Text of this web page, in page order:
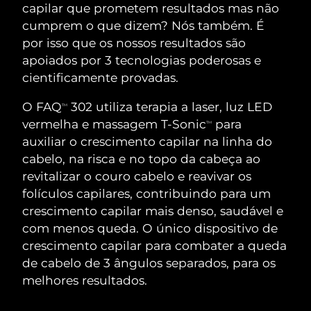
capilar que prometem resultados mas não
cumprem o que dizem? Nós também. É
por isso que os nossos resultados são
apoiados por 3 tecnologias poderosas e
cientificamente provadas.
O FAQTM
302 utiliza terapia a laser, luz LED
vermelha e massagem T-SonicTM
para
auxiliar o crescimento capilar na linha do
cabelo, na risca e no topo da cabeça ao
revitalizar o couro cabelo e reavivar os
folículos capilares, contribuindo para um
crescimento capilar mais denso, saudável e
com menos queda. O único dispositivo de
crescimento capilar para combater a queda
de cabelo de 3 ângulos separados, para os
melhores resultados.
Limpeza facial
LUNA™ 4 kit
Anti-aging massage
LUNA™ 4 Plus
Massage, LED heating
LUNA™ 4 Men
For men, anti-aging massage
Lifting facial
BEAR™ 2 kit
Microcurrent toning
BEAR™ 2 go
Microcurrent toning on-the-go
BEAR™ 2 eyes & lips
Microcurrent line smoothing device
Hidratação
UFO™ 3 kit
Deep facial hydration
UFO™ 3 LED
Near-infrared and red light therapy
device
Cuidado oral
issa™ 4
Hybrid silicone sonic toothbrush
issa™ 4 plus
Smart hybrid silicone sonic toothbrush
TRATAMENTO ANTIENVELHECIMENTO
FAQ™
NEW
Áustria Entrega prevista8/9/26
Barein Entrega prevista
Bermudas Entrega prevista
Bósnia e
Herzegovina
Entrega prevista8/12/26
Brunei Entrega prevista8/14/26
Bulgária Entrega prevista 8/9/26
Canadá Entrega prevista8/13/26